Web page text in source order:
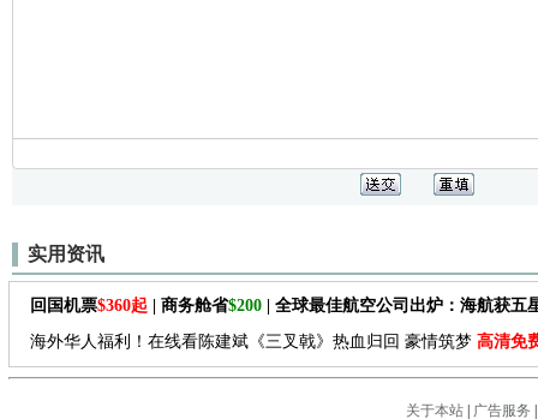
实用资讯
回国机票$360起 | 商务舱省$200 | 全球最佳航空公司出炉：海航获五
海外华人福利！在线看陈建斌《三叉戟》热血归回 豪情筑梦 高清免
关于本站| 广告服务